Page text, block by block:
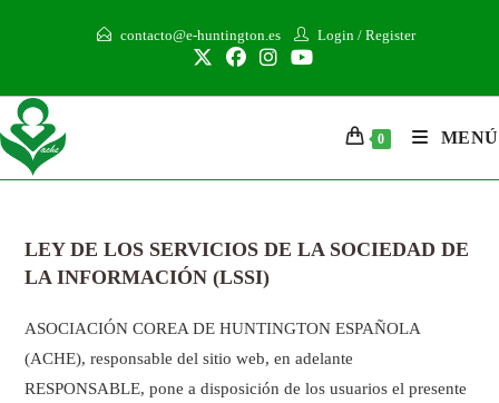
contacto@e-huntington.es Login / Register
0 MENÚ
LEY DE LOS SERVICIOS DE LA SOCIEDAD DE
LA INFORMACIÓN (LSSI)
ASOCIACIÓN COREA DE HUNTINGTON ESPAÑOLA
(ACHE), responsable del sitio web, en adelante
RESPONSABLE, pone a disposición de los usuarios el presente